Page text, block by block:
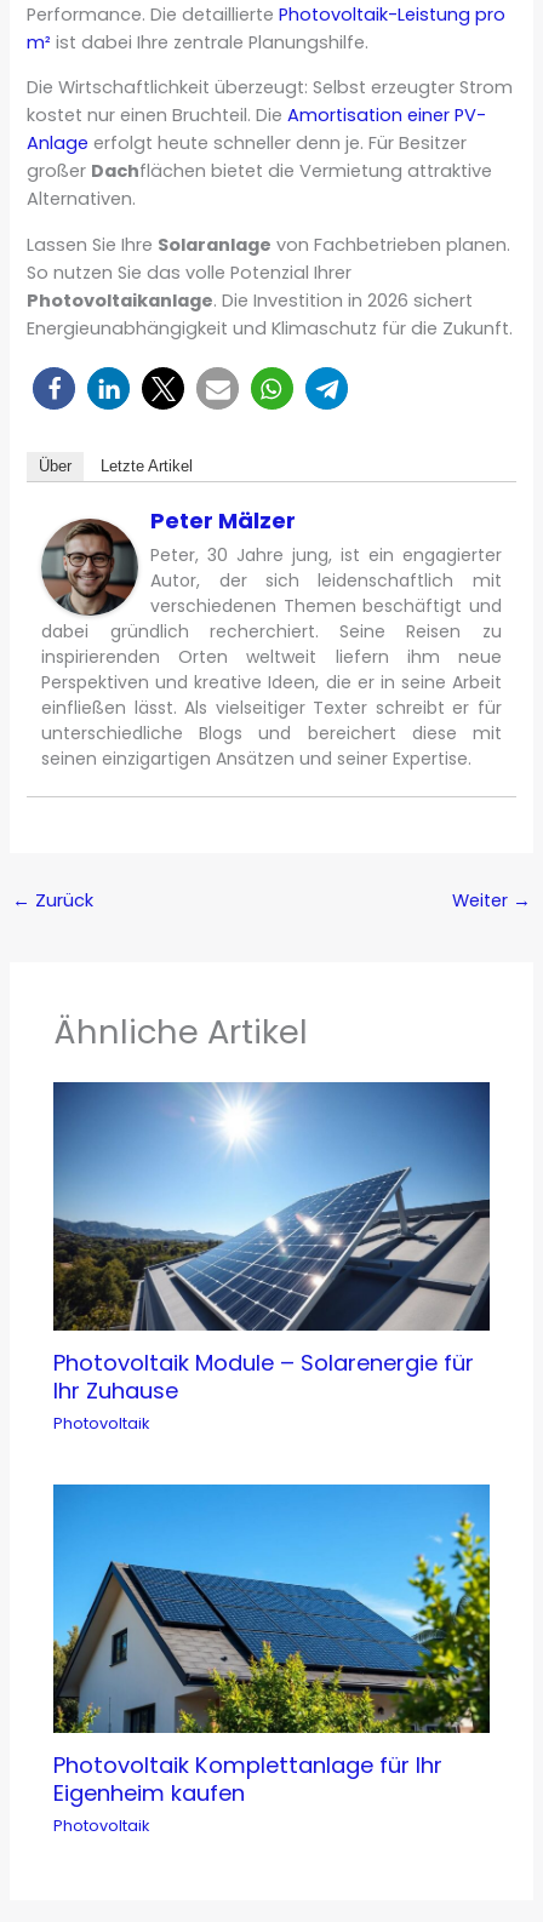
Performance. Die detailliertePhotovoltaik-Leistung pro
m² ist dabei Ihre zentrale Planungshilfe.
Die Wirtschaftlichkeit überzeugt: Selbst erzeugter Strom
kostet nur einen Bruchteil. DieAmortisation einer PV-
Anlage erfolgt heute schneller denn je. Für Besitzer
großer Dachflächen bietet die Vermietung attraktive
Alternativen.
Lassen Sie Ihre Solaranlage von Fachbetrieben planen.
So nutzen Sie das volle Potenzial Ihrer
Photovoltaikanlage. Die Investition in 2026 sichert
Energieunabhängigkeit und Klimaschutz für die Zukunft.
Über Letzte Artikel
Peter Mälzer
Peter, 30 Jahre jung, ist ein engagierter
Autor, der sich leidenschaftlich mit
verschiedenen Themen beschäftigt und
dabei gründlich recherchiert. Seine Reisen zu
inspirierenden Orten weltweit liefern ihm neue
Perspektiven und kreative Ideen, die er in seine Arbeit
einfließen lässt. Als vielseitiger Texter schreibt er für
unterschiedliche Blogs und bereichert diese mit
seinen einzigartigen Ansätzen und seiner Expertise.
← Zurück Weiter →
Ähnliche Artikel
Photovoltaik Module – Solarenergie für
Ihr Zuhause
Photovoltaik
Photovoltaik Komplettanlage für Ihr
Eigenheim kaufen
Photovoltaik